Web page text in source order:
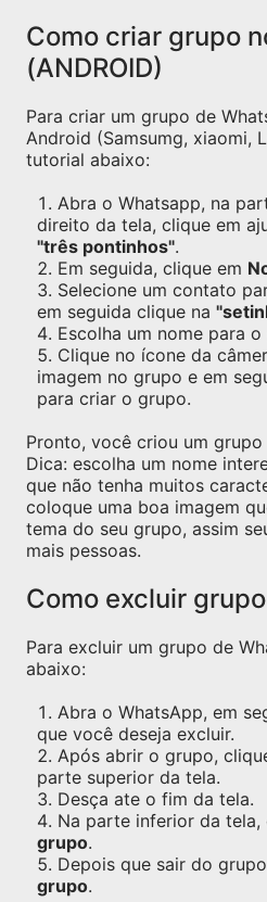
Como criar grupo
(ANDROID)
Para criar um grupo de
Android (Samsumg, xiaomi,
tutorial abaixo:
Abra o Whatsapp, na
direito da tela, clique em
"três pontinhos".
Em seguida, clique em
Selecione um contato
em seguida clique na
Escolha um nome para o
Clique no ícone da
imagem no grupo e em
para criar o grupo.
Pronto, você criou um grupo
Dica: escolha um nome
que não tenha muitos
coloque uma boa imagem
tema do seu grupo, assim
mais pessoas.
Como excluir
Para excluir um grupo de
abaixo:
Abra o WhatsApp, em
que você deseja excluir.
Após abrir o grupo,
parte superior da tela.
Desça ate o fim da tela.
Na parte inferior da tela,
grupo.
Depois que sair do
grupo.